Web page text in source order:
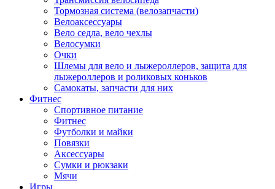
Тормозная система (велозапчасти)
Велоаксессуары
Вело седла, вело чехлы
Велосумки
Очки
Шлемы для вело и лыжероллеров, защита для
лыжероллеров и роликовых коньков
Самокаты, запчасти для них
Фитнес
Спортивное питание
Фитнес
Футболки и майки
Повязки
Аксессуары
Сумки и рюкзаки
Мячи
Игры